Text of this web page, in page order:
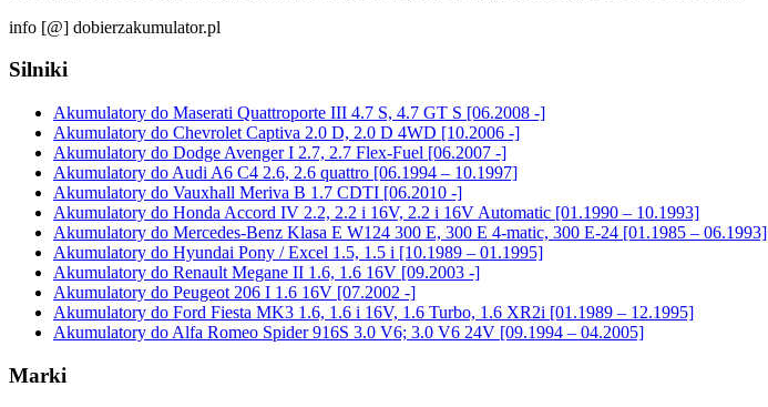
info [@] dobierzakumulator.pl
Silniki
Akumulatory do Maserati Quattroporte III 4.7 S, 4.7 GT S [06.2008 -]
Akumulatory do Chevrolet Captiva 2.0 D, 2.0 D 4WD [10.2006 -]
Akumulatory do Dodge Avenger I 2.7, 2.7 Flex-Fuel [06.2007 -]
Akumulatory do Audi A6 C4 2.6, 2.6 quattro [06.1994 – 10.1997]
Akumulatory do Vauxhall Meriva B 1.7 CDTI [06.2010 -]
Akumulatory do Honda Accord IV 2.2, 2.2 i 16V, 2.2 i 16V Automatic [01.1990 – 10.1993]
Akumulatory do Mercedes-Benz Klasa E W124 300 E, 300 E 4-matic, 300 E-24 [01.1985 – 06.1993]
Akumulatory do Hyundai Pony / Excel 1.5, 1.5 i [10.1989 – 01.1995]
Akumulatory do Renault Megane II 1.6, 1.6 16V [09.2003 -]
Akumulatory do Peugeot 206 I 1.6 16V [07.2002 -]
Akumulatory do Ford Fiesta MK3 1.6, 1.6 i 16V, 1.6 Turbo, 1.6 XR2i [01.1989 – 12.1995]
Akumulatory do Alfa Romeo Spider 916S 3.0 V6; 3.0 V6 24V [09.1994 – 04.2005]
Marki